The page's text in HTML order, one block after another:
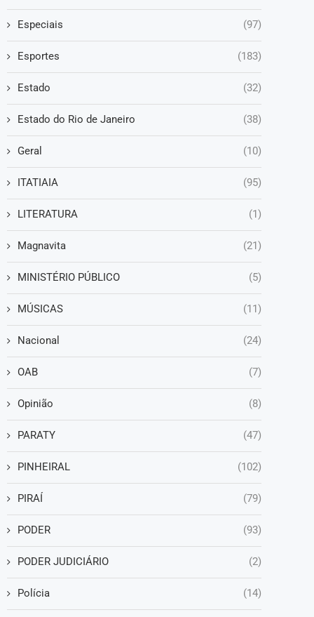
Especiais (97)
Esportes (183)
Estado (32)
Estado do Rio de Janeiro (38)
Geral (10)
ITATIAIA (95)
LITERATURA (1)
Magnavita (21)
MINISTÉRIO PÚBLICO (5)
MÚSICAS (11)
Nacional (24)
OAB (7)
Opinião (8)
PARATY (47)
PINHEIRAL (102)
PIRAÍ (79)
PODER (93)
PODER JUDICIÁRIO (2)
Polícia (14)